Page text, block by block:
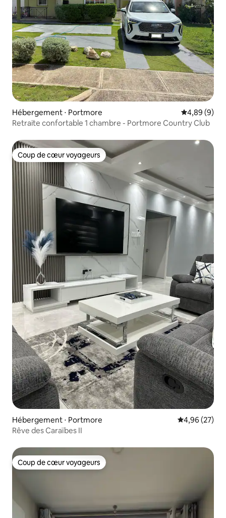
Hébergement ⋅ Portmore Évaluation
4,89 (9)
Retraite confortable 1 chambre - Portmore Country Club
Coup de cœur voyageurs
Coup de cœur voyageurs
Hébergement ⋅ Portmore Évaluation
4,96 (27)
Rêve des Caraïbes II
Coup de cœur voyageurs
Coup de cœur voyageurs